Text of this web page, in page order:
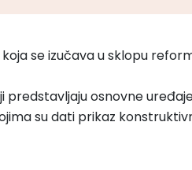
se izučava u sklopu
predstavljaju osnovne
su dati prikaz